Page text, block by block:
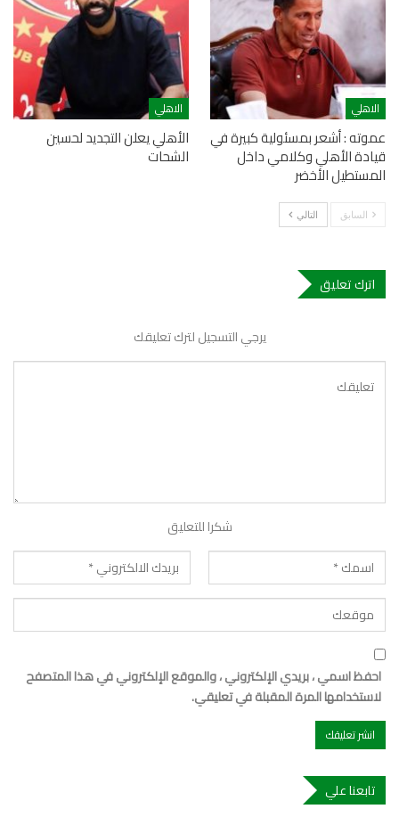
الاهلي
عموته : أشعر بمسئولية كبيرة في
قيادة الأهلي وكلامي داخل
المستطيل الأخضر
الاهلي
الأهلي يعلن التجديد لحسين
الشحات
السابق التالي
اترك تعليق
يرجي التسجيل لترك تعليقك
شكرا للتعليق
احفظ اسمي ، بريدي الإلكتروني ، والموقع الإلكتروني في هذا المتصفح
لاستخدامها المرة المقبلة في تعليقي.
تابعنا علي